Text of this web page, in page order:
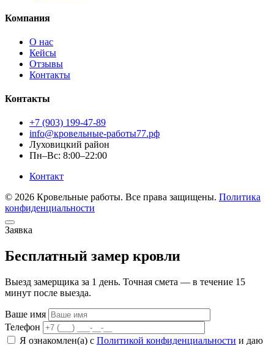
Компания
О нас
Кейсы
Отзывы
Контакты
Контакты
+7 (903) 199-47-89
info@кровельные-работы77.рф
Луховицкий район
Пн–Вс: 8:00–22:00
Контакт
© 2026 Кровельные работы. Все права защищены. Политика
конфиденциальности
Заявка
Бесплатный замер кровли
Выезд замерщика за 1 день. Точная смета — в течение 15
минут после выезда.
Ваше имя
Телефон
Я ознакомлен(а) с Политикой конфиденциальности и даю